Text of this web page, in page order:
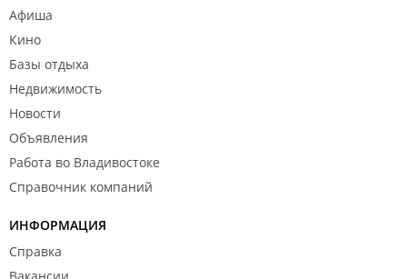
Афиша
Кино
Базы отдыха
Недвижимость
Новости
Объявления
Работа во Владивостоке
Справочник компаний
ИНФОРМАЦИЯ
Справка